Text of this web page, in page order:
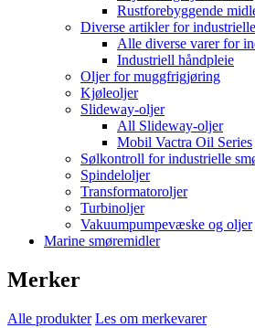
Rustforebyggende
Diverse artikler for
Alle diverse varer for
Industriell håndpleie
Oljer for muggfrigjøring
Kjøleoljer
Slideway-oljer
All Slideway-oljer
Mobil Vactra Oil Series
Sølkontroll for industrielle
Spindeloljer
Transformatoroljer
Turbinoljer
Vakuumpumpevæske og oljer
Marine smøremidler
Merker
Alle produkter Les om merkevarer